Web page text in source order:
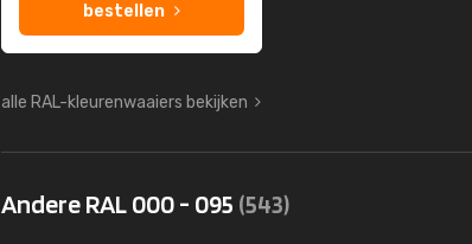
bestellen
alle RAL-kleurenwaaiers bekijken
Andere RAL 000 - 095 (543)